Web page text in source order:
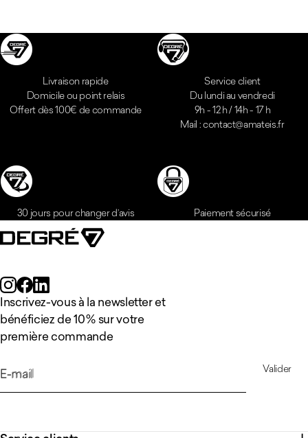
Réassurances
Livraison rapide
Domicile ou point relais
Offert dès 100€ de commande
Service client
Du lundi au vendredi
9h - 12 h / 14h - 17 h
Mail : contact@amateis.fr
Inscrivez-vous à la newsletter et
bénéficiez de 10 % sur votre
première commande
E-mail Valider